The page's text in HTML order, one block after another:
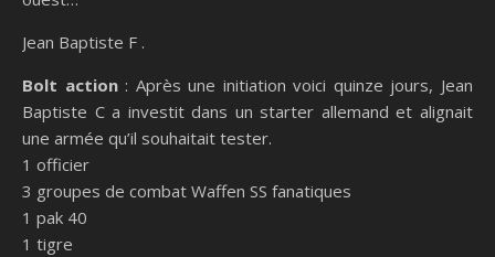
Jean Baptiste F .
Bolt action: Après une initiation voici quinze jours, Jean
Baptiste C a investit dans un starter allemand et alignait
une armée qu’il souhaitait tester.
1 officier
3 groupes de combat Waffen SS fanatiques
1 pak 40
1 tigre